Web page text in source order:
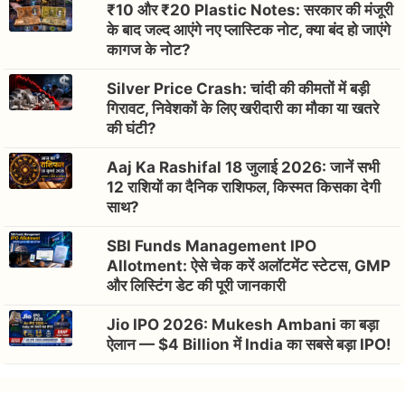
₹10 और ₹20 Plastic Notes: सरकार की मंजूरी
के बाद जल्द आएंगे नए प्लास्टिक नोट, क्या बंद हो जाएंगे
कागज के नोट?
Silver Price Crash: चांदी की कीमतों में बड़ी
गिरावट, निवेशकों के लिए खरीदारी का मौका या खतरे
की घंटी?
Aaj Ka Rashifal 18 जुलाई 2026: जानें सभी
12 राशियों का दैनिक राशिफल, किस्मत किसका देगी
साथ?
SBI Funds Management IPO
Allotment: ऐसे चेक करें अलॉटमेंट स्टेटस, GMP
और लिस्टिंग डेट की पूरी जानकारी
Jio IPO 2026: Mukesh Ambani का बड़ा
ऐलान — $4 Billion में India का सबसे बड़ा IPO!